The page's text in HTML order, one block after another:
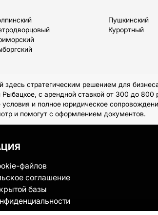
Пушкинский
Курортный
здесь стратегическим решением для
с арендной ставкой от 300 до
и полное юридическое
и помогут с оформлением документов.
файлов
соглашение
базы